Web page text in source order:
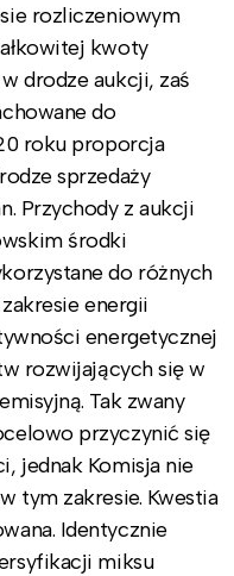
rozliczeniowym
kwoty
drodze aukcji, zaś
do
roku proporcja
sprzedaży
Przychody z aukcji
środki
do różnych
energii
energetycznej
rozwijających się w
Tak zwany
przyczynić się
jednak Komisja nie
tym zakresie. Kwestia
Identycznie
miksu